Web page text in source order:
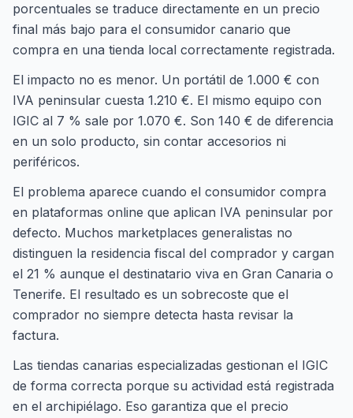
porcentuales se traduce directamente en un precio
final más bajo para el consumidor canario que
compra en una tienda local correctamente registrada.
El impacto no es menor. Un portátil de 1.000 € con
IVA peninsular cuesta 1.210 €. El mismo equipo con
IGIC al 7 % sale por 1.070 €. Son 140 € de diferencia
en un solo producto, sin contar accesorios ni
periféricos.
El problema aparece cuando el consumidor compra
en plataformas online que aplican IVA peninsular por
defecto. Muchos marketplaces generalistas no
distinguen la residencia fiscal del comprador y cargan
el 21 % aunque el destinatario viva en Gran Canaria o
Tenerife. El resultado es un sobrecoste que el
comprador no siempre detecta hasta revisar la
factura.
Las tiendas canarias especializadas gestionan el IGIC
de forma correcta porque su actividad está registrada
en el archipiélago. Eso garantiza que el precio